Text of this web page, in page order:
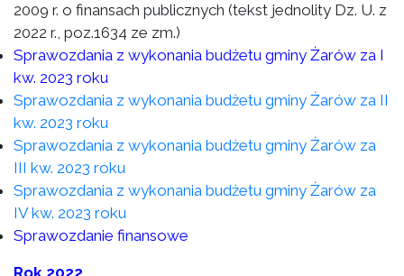
2009 r. o finansach publicznych (tekst jednolity Dz. U. z
2022 r., poz.1634 ze zm.)
Sprawozdania z wykonania budżetu gminy Żarów za I
kw. 2023 roku
Sprawozdania z wykonania budżetu gminy Żarów za II
kw. 2023 roku
Sprawozdania z wykonania budżetu gminy Żarów za
III kw. 2023 roku
Sprawozdania z wykonania budżetu gminy Żarów za
IV kw. 2023 roku
Sprawozdanie finansowe
Rok 2022